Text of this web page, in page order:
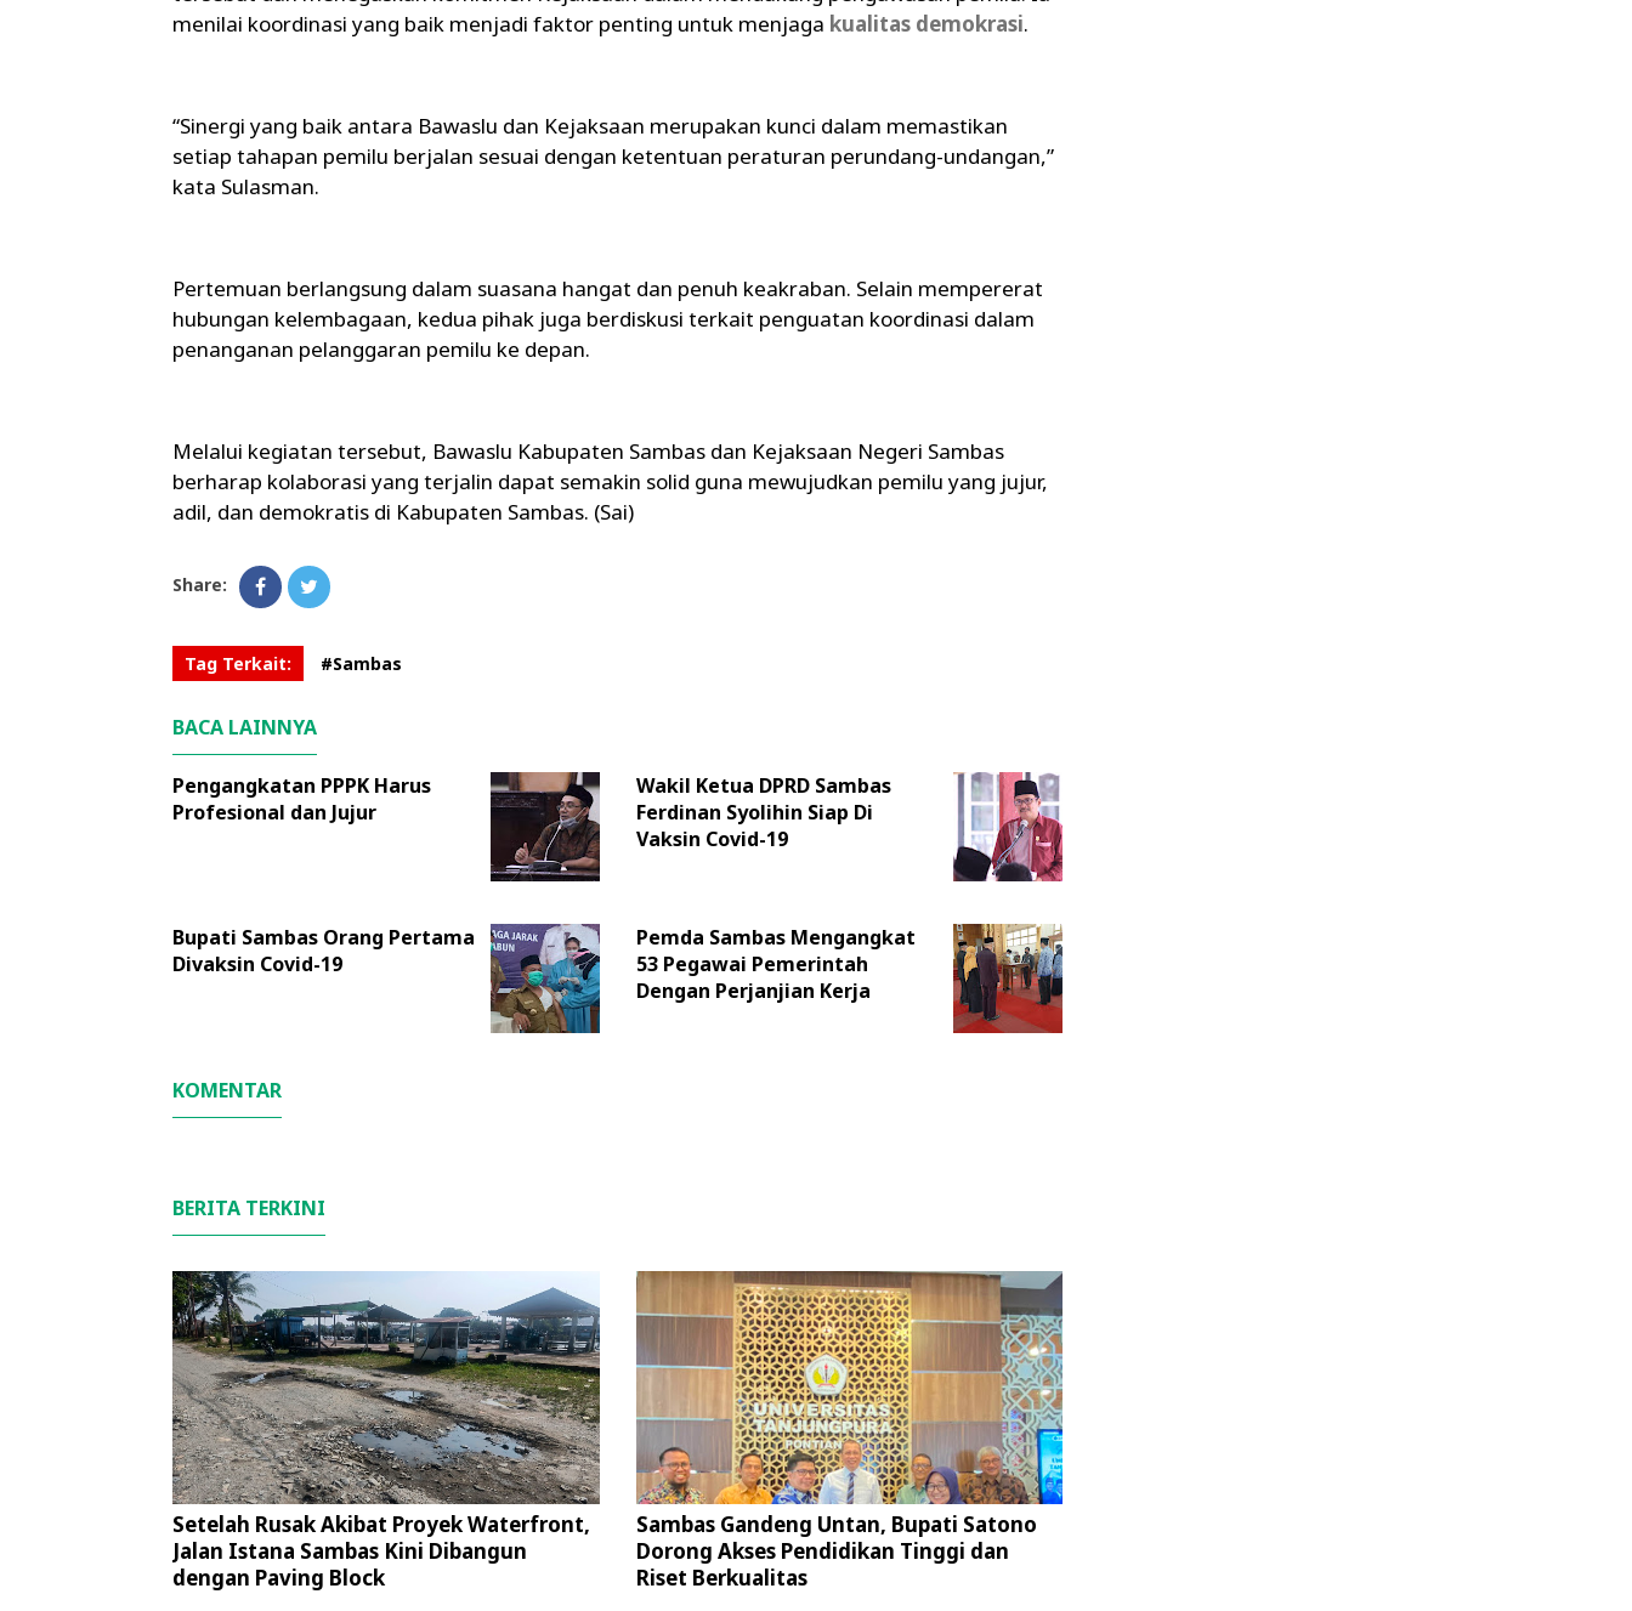
menilai koordinasi yang baik menjadi faktor penting untuk menjaga kualitas demokrasi.
“Sinergi yang baik antara Bawaslu dan Kejaksaan merupakan kunci dalam memastikan
setiap tahapan pemilu berjalan sesuai dengan ketentuan peraturan perundang-undangan,”
kata Sulasman.
Pertemuan berlangsung dalam suasana hangat dan penuh keakraban. Selain mempererat
hubungan kelembagaan, kedua pihak juga berdiskusi terkait penguatan koordinasi dalam
penanganan pelanggaran pemilu ke depan.
Melalui kegiatan tersebut, Bawaslu Kabupaten Sambas dan Kejaksaan Negeri Sambas
berharap kolaborasi yang terjalin dapat semakin solid guna mewujudkan pemilu yang jujur,
adil, dan demokratis di Kabupaten Sambas. (Sai)
Share:
Tag Terkait: #Sambas
BACA LAINNYA
Pengangkatan PPPK Harus
Profesional dan Jujur
Wakil Ketua DPRD Sambas
Ferdinan Syolihin Siap Di
Vaksin Covid-19
Bupati Sambas Orang Pertama
Divaksin Covid-19
Pemda Sambas Mengangkat
53 Pegawai Pemerintah
Dengan Perjanjian Kerja
KOMENTAR
BERITA TERKINI
Setelah Rusak Akibat Proyek Waterfront,
Jalan Istana Sambas Kini Dibangun
dengan Paving Block
Sambas Gandeng Untan, Bupati Satono
Dorong Akses Pendidikan Tinggi dan
Riset Berkualitas